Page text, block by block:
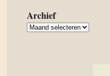
Archief
Archief